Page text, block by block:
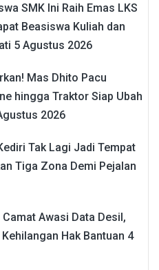
SMK Ini Raih Emas LKS
Beasiswa Kuliah dan
5 Agustus 2026
Mas Dhito Pacu
hingga Traktor Siap Ubah
2026
Tak Lagi Jadi Tempat
Tiga Zona Demi Pejalan
Awasi Data Desil,
Hak Bantuan 4